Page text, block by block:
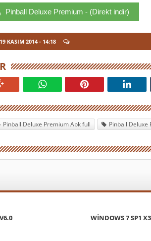
Pinball Deluxe Premium - (Direkt indir)
19 KASIM 2014- 14:18
Pinball Deluxe Premium Apk full Pinball Deluxe
WINDOWS 7 SP1